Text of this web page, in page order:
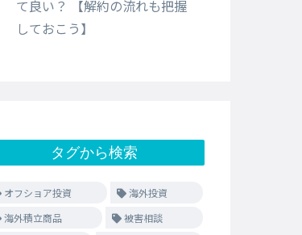
て良い？ 【解約の流れも把握
しておこう】
タグから検索
オフショア投資
海外投資
海外積立商品
被害相談